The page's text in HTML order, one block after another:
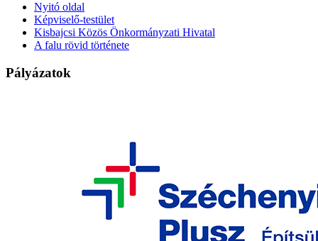
Nyitó oldal
Képviselő-testület
Kisbajcsi Közös Önkormányzati Hivatal
A falu rövid története
Pályázatok